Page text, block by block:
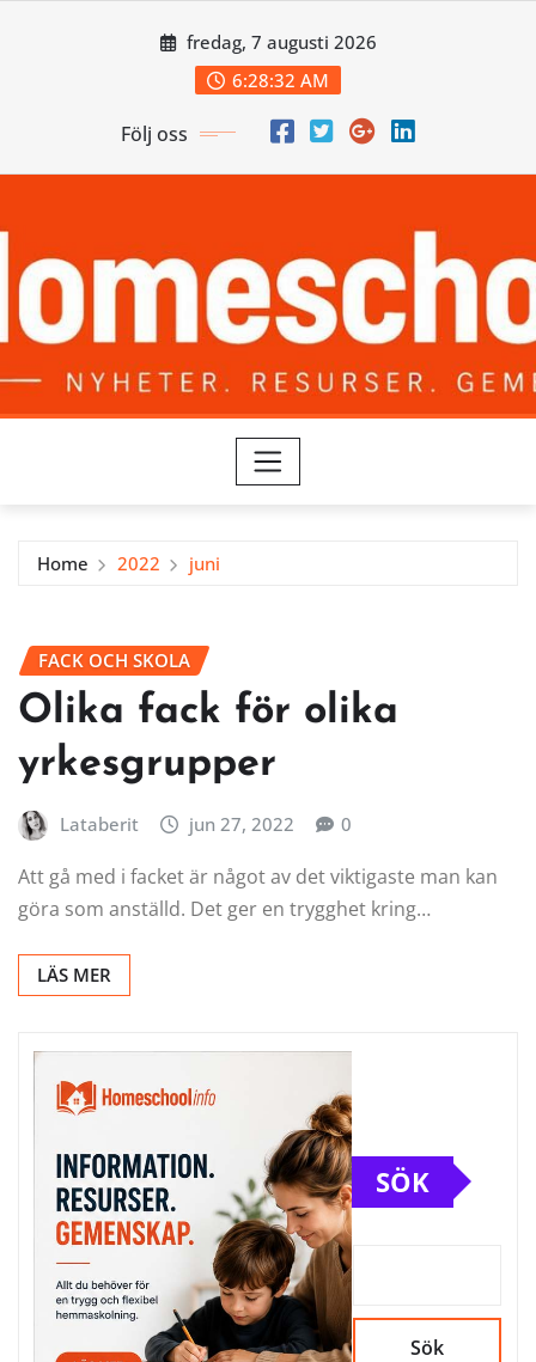
fredag, 7 augusti 2026
6:28:32 AM
Följ oss
Home 2022 juni
FACK OCH SKOLA
Olika fack för olika
yrkesgrupper
Lataberit jun 27, 2022 0
Att gå med i facket är något av det viktigaste man kan
göra som anställd. Det ger en trygghet kring…
LÄS MER
SÖK
Sök